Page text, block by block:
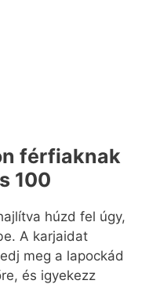
férfiaknak
100
húzd fel úgy,
A karjaidat
meg a lapockád
és igyekezz